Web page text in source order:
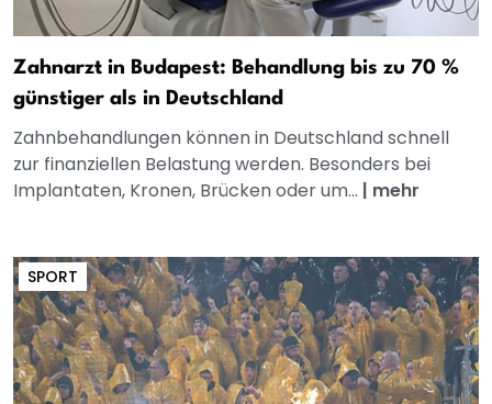
Zahnarzt in Budapest: Behandlung bis zu 70 %
günstiger als in Deutschland
Zahnbehandlungen können in Deutschland schnell
zur finanziellen Belastung werden. Besonders bei
Implantaten, Kronen, Brücken oder um... | mehr
SPORT